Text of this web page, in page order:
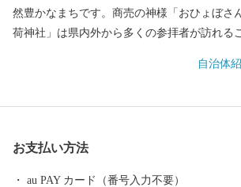
然豊かなまちです。商売の神様「おひょぼさ
荷神社」は県内外から多くの参拝者が訪れる
れている海津市は、「都会」過ぎず、「田舎
自治体
お支払い方法
au PAY カード（番号入力不要）